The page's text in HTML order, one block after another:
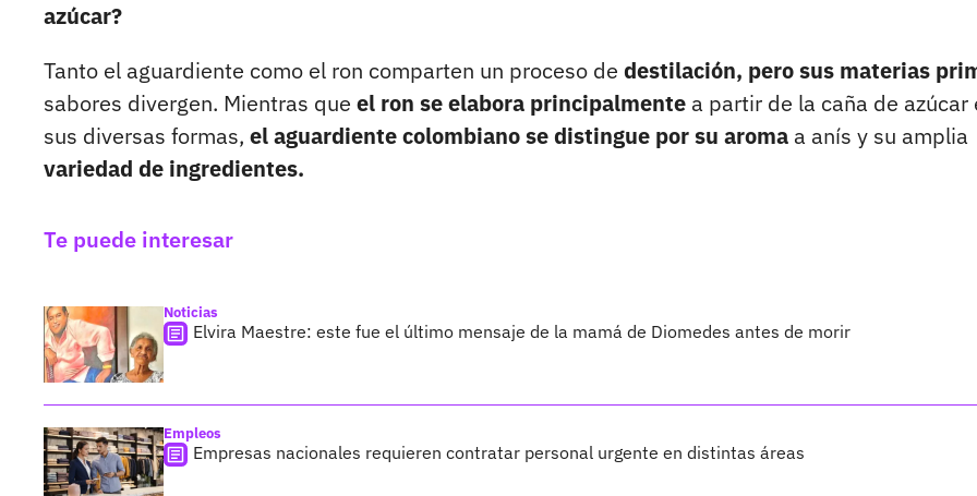
azúcar?
Tanto el aguardiente como el ron comparten un proceso de destilación, pero sus materias
sabores divergen. Mientras que el ron se elabora principalmente a partir de la caña de azúcar
sus diversas formas, el aguardiente colombiano se distingue por su aroma a anís y su amplia
variedad de ingredientes.
Te puede interesar
Noticias
Elvira Maestre: este fue el último mensaje de la mamá de Diomedes antes de morir
Empleos
Empresas nacionales requieren contratar personal urgente en distintas áreas